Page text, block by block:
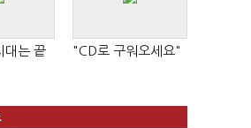
대는 끝
"CD로 구워오세요"